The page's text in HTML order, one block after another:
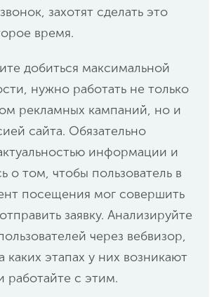
захотят сделать это
время.
добиться максимальной
нужно работать не только
рекламных кампаний, но и
сайта. Обязательно
информации и
о том, чтобы пользователь в
посещения мог совершить
заявку. Анализируйте
через вебвизор,
каких этапах у них возникают
работайте с этим.